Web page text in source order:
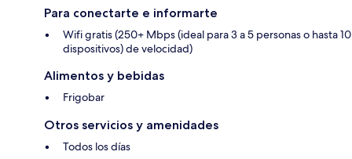
Para conectarte e informarte
Wifi gratis (250+ Mbps (ideal para 3 a 5 personas o hasta 10
dispositivos) de velocidad)
Alimentos y bebidas
Frigobar
Otros servicios y amenidades
Todos los días